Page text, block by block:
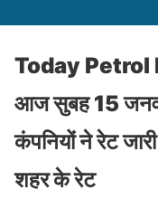
Today
आज सुबह 15
कंपनियों ने रेट
शहर के रेट